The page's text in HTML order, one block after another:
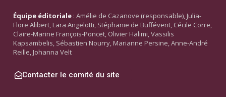
Équipe éditoriale : Amélie de Cazanove (responsable), Julia-
Flore Alibert, Lara Angelotti, Stéphanie de Buffévent, Cécile Corre,
Claire-Marine François-Poncet, Olivier Halimi, Vassilis
Kapsambelis, Sébastien Nourry, Marianne Persine, Anne-André
Reille, Johanna Velt
Contacter le comité du site